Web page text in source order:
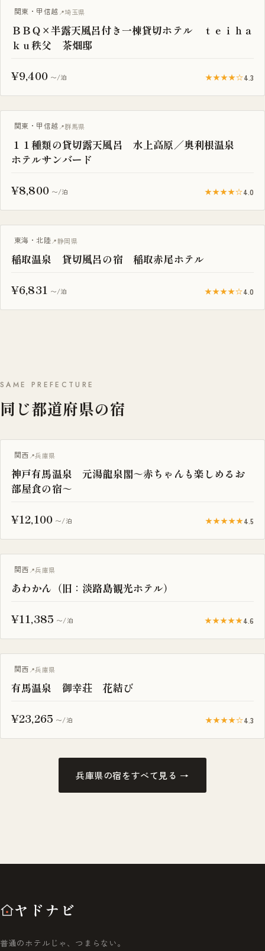
BBQ・焚き火
関東・甲信越 埼玉県
ＢＢＱ×半露天風呂付き一棟貸切ホテル ｔｅｉｈａ
ｋｕ秩父 茶畑邸
¥9,400 〜/泊 ★★★★☆4.3
一棟貸し
関東・甲信越 群馬県
１１種類の貸切露天風呂 水上高原／奥利根温泉
ホテルサンバード
¥8,800 〜/泊 ★★★★☆4.0
一棟貸し
東海・北陸 静岡県
稲取温泉 貸切風呂の宿 稲取赤尾ホテル
¥6,831 〜/泊 ★★★★☆4.0
SAME PREFECTURE
同じ都道府県の宿
プール付き
関西 兵庫県
神戸有馬温泉 元湯龍泉閣～赤ちゃんも楽しめるお
部屋食の宿～
¥12,100 〜/泊 ★★★★★4.5
関西 兵庫県
あわかん（旧：淡路島観光ホテル）
¥11,385 〜/泊 ★★★★★4.6
関西 兵庫県
有馬温泉 御幸荘 花結び
¥23,265 〜/泊 ★★★★☆4.3
兵庫県の宿をすべて見る →
ヤドナビ
普通のホテルじゃ、つまらない。